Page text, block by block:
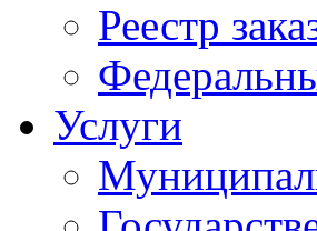
Реестр
Услуги